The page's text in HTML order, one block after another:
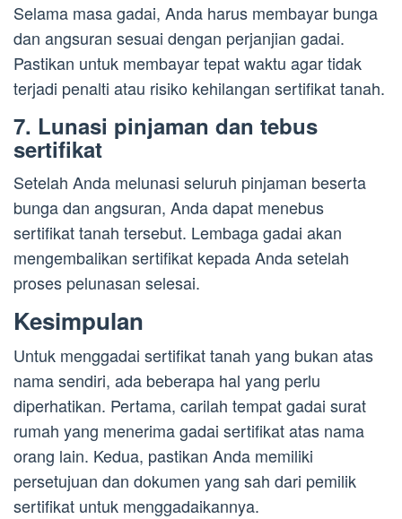
Selama masa gadai, Anda harus membayar bunga
dan angsuran sesuai dengan perjanjian gadai.
Pastikan untuk membayar tepat waktu agar tidak
terjadi penalti atau risiko kehilangan sertifikat tanah.
7. Lunasi pinjaman dan tebus
sertifikat
Setelah Anda melunasi seluruh pinjaman beserta
bunga dan angsuran, Anda dapat menebus
sertifikat tanah tersebut. Lembaga gadai akan
mengembalikan sertifikat kepada Anda setelah
proses pelunasan selesai.
Kesimpulan
Untuk menggadai sertifikat tanah yang bukan atas
nama sendiri, ada beberapa hal yang perlu
diperhatikan. Pertama, carilah tempat gadai surat
rumah yang menerima gadai sertifikat atas nama
orang lain. Kedua, pastikan Anda memiliki
persetujuan dan dokumen yang sah dari pemilik
sertifikat untuk menggadaikannya.